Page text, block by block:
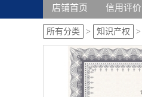
店铺首页 信用评价
所有分类 > 知识产权 >